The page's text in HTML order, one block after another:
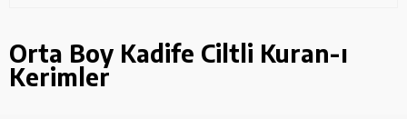
Orta Boy Kadife Ciltli Kuran-ı
Kerimler